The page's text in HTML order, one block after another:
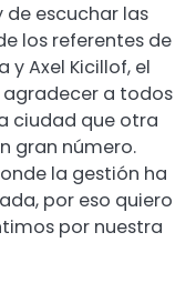
de escuchar las
los referentes de
y Axel Kicillof, el
agradecer a todos
ciudad que otra
gran número.
la gestión ha
por eso quiero
por nuestra